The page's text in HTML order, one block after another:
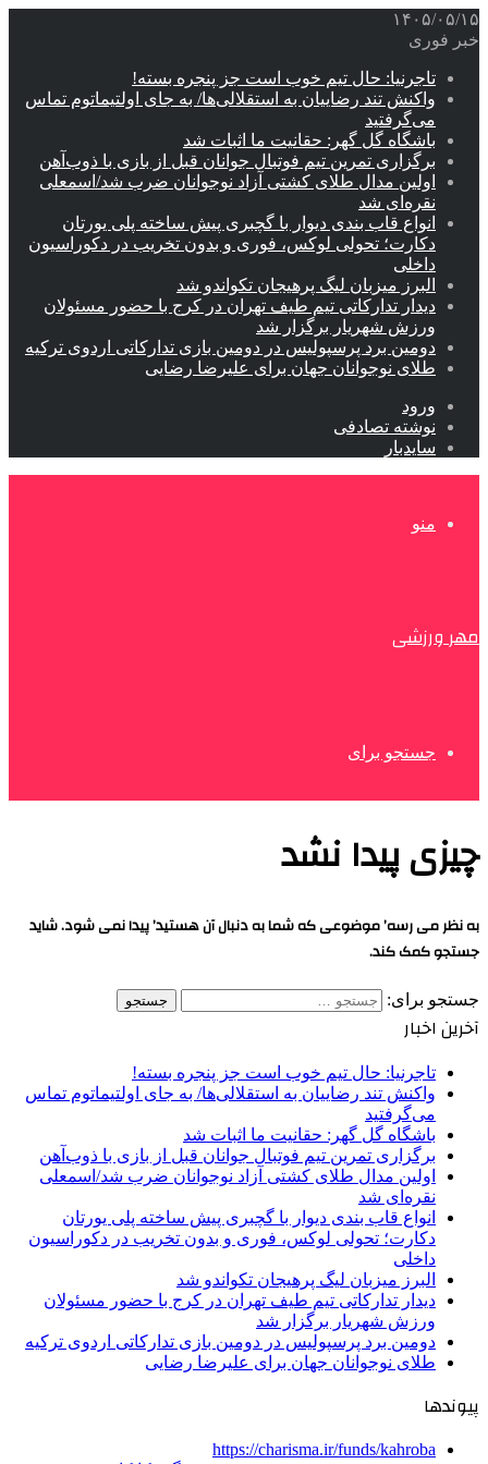
۱۴۰۵/۰۵/۱۵
خبر فوری
تاجرنیا: حال تیم خوب است جز پنجره بسته!
واکنش تند رضاییان به استقلالی‌ها/ به جای اولتیماتوم تماس
می‌گرفتید
باشگاه گل گهر: حقانیت ما اثبات شد
برگزاری تمرین تیم فوتبال جوانان قبل از بازی با ذوب‌آهن
اولین مدال طلای کشتی آزاد نوجوانان ضرب شد/اسمعلی
نقره‌ای شد
انواع قاب بندی دیوار با گچبری پیش ساخته پلی یورتان
دکارت؛ تحولی لوکس، فوری و بدون تخریب در دکوراسیون
داخلی
البرز میزبان لیگ پرهیجان تکواندو شد
دیدار تدارکاتی تیم طیف تهران در کرج با حضور مسئولان
ورزش شهریار برگزار شد
دومین برد پرسپولیس در دومین بازی تدارکاتی اردوی ترکیه
طلای نوجوانان جهان برای علیرضا رضایی
ورود
نوشته تصادفی
سایدبار
منو
مهر ورزشی
جستجو برای
چیزی پیدا نشد
به نظر می رسه’ موضوعی که شما به دنبال آن هستید’ پیدا نمی شود. شاید
جستجو کمک کند.
جستجو برای:
آخرین اخبار
تاجرنیا: حال تیم خوب است جز پنجره بسته!
واکنش تند رضاییان به استقلالی‌ها/ به جای اولتیماتوم تماس
می‌گرفتید
باشگاه گل گهر: حقانیت ما اثبات شد
برگزاری تمرین تیم فوتبال جوانان قبل از بازی با ذوب‌آهن
اولین مدال طلای کشتی آزاد نوجوانان ضرب شد/اسمعلی
نقره‌ای شد
انواع قاب بندی دیوار با گچبری پیش ساخته پلی یورتان
دکارت؛ تحولی لوکس، فوری و بدون تخریب در دکوراسیون
داخلی
البرز میزبان لیگ پرهیجان تکواندو شد
دیدار تدارکاتی تیم طیف تهران در کرج با حضور مسئولان
ورزش شهریار برگزار شد
دومین برد پرسپولیس در دومین بازی تدارکاتی اردوی ترکیه
طلای نوجوانان جهان برای علیرضا رضایی
پیوندها
https://charisma.ir/funds/kahroba